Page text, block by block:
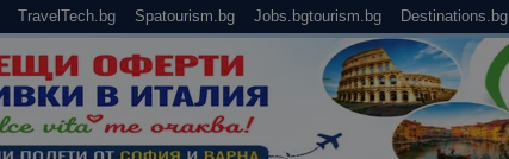
TravelTech.bg Spatourism.bg Jobs.bgtourism.bg Destinations.bg